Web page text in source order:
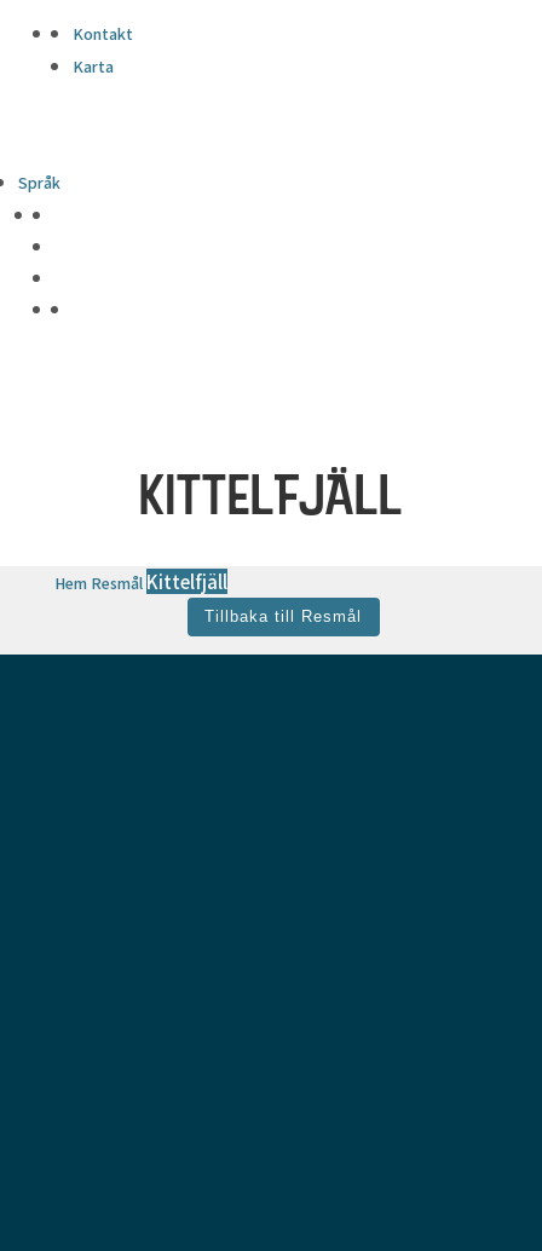
Kontakt
Karta
Språk
KITTELFJÄLL
Hem Resmål Kittelfjäll
Tillbaka till Resmål